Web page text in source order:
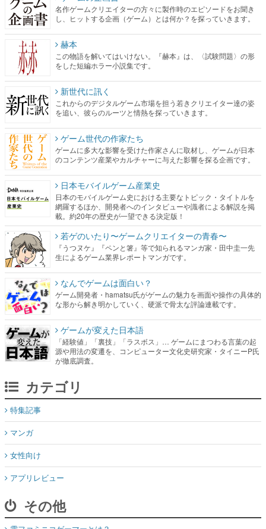
名作ゲームクリエイターの方々に製作時のエピソードをお聞き
し、ヒットする企画（ゲーム）とは何か？を探っていきます。
赫本
この物語を解いてはいけない。『赫本』は、〈試験問題〉の形
をした短編ホラー小説集です。
新世代に訊く
これからのデジタルゲーム市場を担う若きクリエイター達の姿
を追い、彼らのルーツと情熱を探っていきます。
ゲーム世代の作家たち
ゲームに多大な影響を受けた作家さんに取材し、ゲームが日本
のコンテンツ産業やカルチャーに与えた影響を探る企画です。
日本モバイルゲーム産業史
日本のモバイルゲーム史における主要なトピック・タイトルを
網羅するほか、開発者へのインタビューや識者による解説を掲
載。約20年の歴史が一望できる決定版！
若ゲのいたり〜ゲームクリエイターの青春〜
『うつヌケ』『ペンと箸』等で知られるマンガ家・田中圭一先
生によるゲーム業界レポートマンガです。
なんでゲームは面白い？
ゲーム開発者・hamatsu氏がゲームの魅力を画面や操作の具体的
な形から解き明かしていく、硬派で骨太な評論連載です。
ゲームが変えた日本語
「経験値」「裏技」「ラスボス」… ゲームにまつわる言葉の起
源や用法の変遷を、コンピューター文化史研究家・タイニーP氏
が徹底調査。
カテゴリ
特集記事
マンガ
女性向け
アプリレビュー
その他